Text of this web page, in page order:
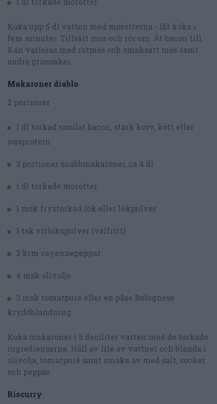
Koka upp 5 dl vatten med morötterna - låt koka i
fem minuter. Tillsätt mos och rör om. Ät bacon till.
Kan varieras med rotmos och smaksatt mos samt
andra grönsaker.
Makaroner diablo
2 portioner
1 dl torkad smulat bacon, stark korv, kött eller
sojaprotein
3 portioner snabbmakaroner, ca 4 dl
1 dl torkade morötter
1 msk frystorkad lök eller lökpulver
1 tsk vitlökspulver (valfritt)
2 krm cayennepeppar
4 msk olivolja
3 msk tomatpuré eller en påse Bolognese
kryddblandning
Koka makaroner i 5 deciliter vatten med de torkade
ingredienserna. Häll av lite av vattnet och blanda i
olivolja, tomatpuré samt smaka av med salt, socker
och peppar.
Riscurry